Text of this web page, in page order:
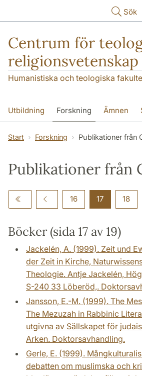
Sök
Centrum för
religionsvetenskap
Humanistiska och teologiska
Utbildning Forskning Ämnen
Institutionen
Start Forskning Publikationer från
Publikationer från
16 17 18
Böcker (sida 17 av 19)
Jackelén, A. (1999). Zeit und
der Zeit in Kirche,
Theologie. Antje Jackelén,
S-240 33 Löberöd,.
Jansson, E.-M. (1999). The
The Mezuzah in Rabbinic
utgivna av Sällskapet för
Arken. Doktorsavhandling.
Gerle, E. (1999).
debatten om muslimska och